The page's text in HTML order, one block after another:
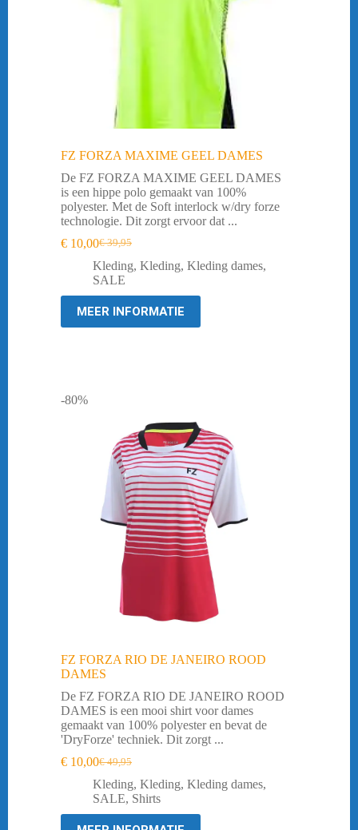
FZ FORZA MAXIME GEEL DAMES
De FZ FORZA MAXIME GEEL DAMES
is een hippe polo gemaakt van 100%
polyester. Met de Soft interlock w/dry forze
technologie. Dit zorgt ervoor dat ...
€39,95
Oorspronkelijke
prijs
was:
€ 10,00Huidige
prijs
is:
Kleding, Kleding, Kleding dames,
SALE
MEER INFORMATIE
-80%
FZ FORZA RIO DE JANEIRO ROOD
DAMES
De FZ FORZA RIO DE JANEIRO ROOD
DAMES is een mooi shirt voor dames
gemaakt van 100% polyester en bevat de
'DryForze' techniek. Dit zorgt ...
€49,95
Oorspronkelijke
prijs
was:
€ 49,95.
€ 10,00Huidige
prijs
is:
€ 10,00.
Kleding, Kleding, Kleding dames,
SALE, Shirts